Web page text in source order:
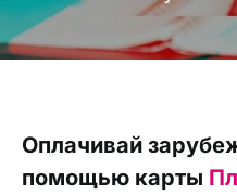
Оплачивай
помощью карты